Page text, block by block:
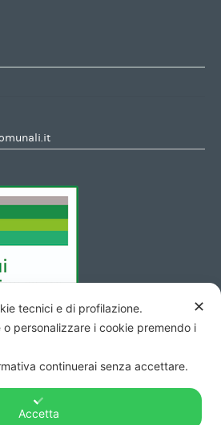
✕
tecnici e di profilazione.
personalizzare i cookie premendo i
continuerai senza accettare.
Accetta